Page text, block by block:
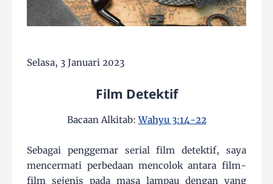
Selasa, 3 Januari 2023
Film Detektif
Bacaan Alkitab:Wahyu 3:14-22
Sebagai penggemar serial film detektif, saya
mencermati perbedaan mencolok antara film-
film sejenis pada masa lampau dengan yang